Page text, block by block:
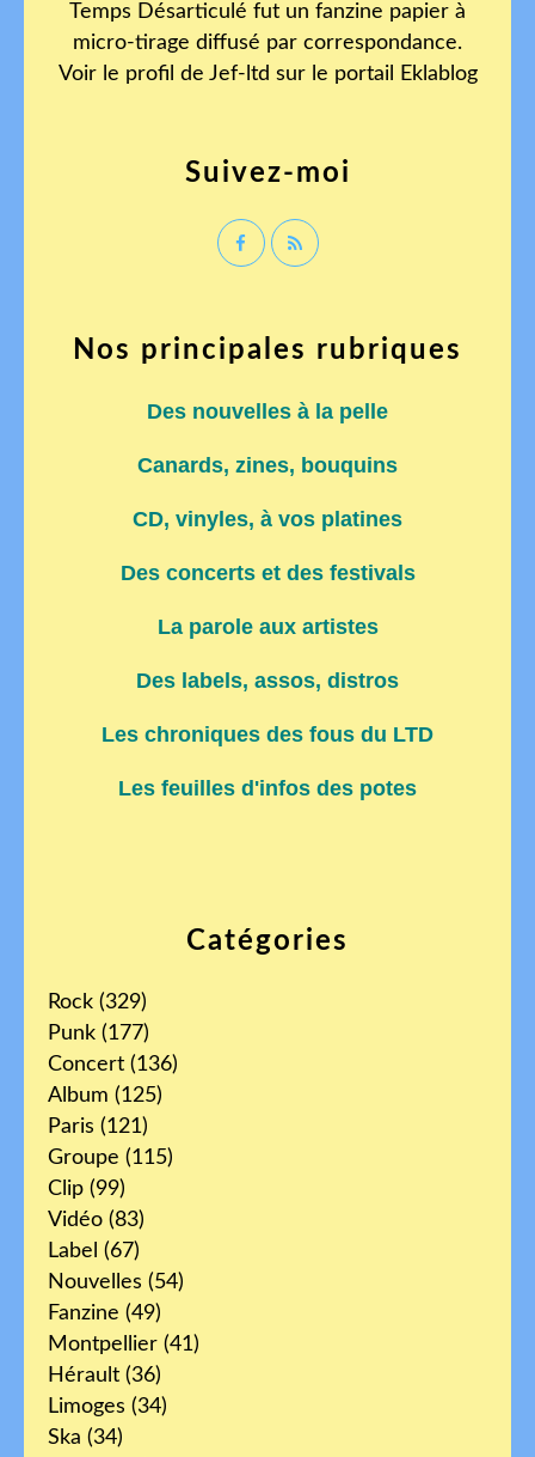
Catégories
Rock (329)
Punk (177)
Concert (136)
Album (125)
Paris (121)
Groupe (115)
Clip (99)
Vidéo (83)
Label (67)
Nouvelles (54)
Fanzine (49)
Montpellier (41)
Hérault (36)
Limoges (34)
Ska (34)
Temps Désarticulé fut un fanzine papier à
micro-tirage diffusé par correspondance.
Voir le profil de Jef-ltd sur le portail Eklablog
Suivez-moi
Nos principales rubriques
Des nouvelles à la pelle
Canards, zines, bouquins
CD, vinyles, à vos platines
Des concerts et des festivals
La parole aux artistes
Des labels, assos, distros
Les chroniques des fous du LTD
Les feuilles d'infos des potes